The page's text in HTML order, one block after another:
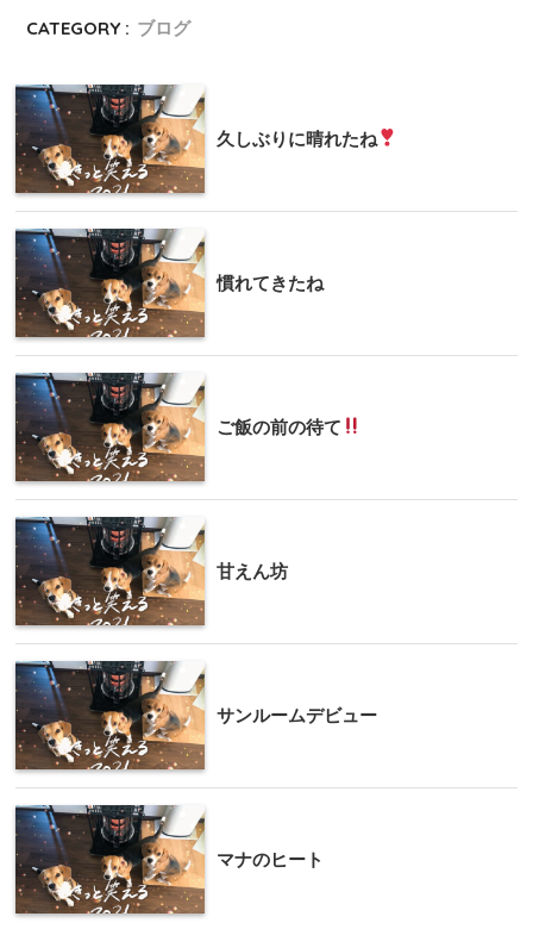
CATEGORY : ブログ
久しぶりに晴れたね
慣れてきたね
ご飯の前の待て
甘えん坊
サンルームデビュー
マナのヒート